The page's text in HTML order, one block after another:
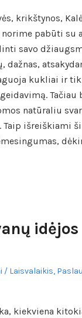
krikštynos,
norime pabūti su
savo
dažnas,
kukliai ir
Tačiau
natūraliu
Taip išreiškiami
idėjos
Posted
Laisvalaikis,
kiekviena